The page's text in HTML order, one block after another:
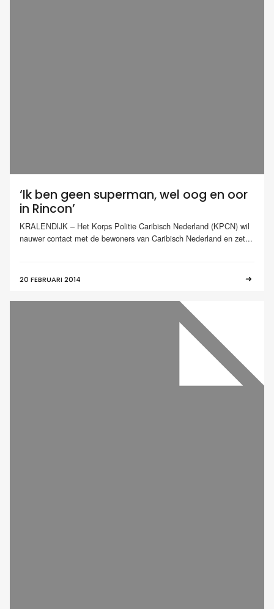
‘Ik ben geen superman, wel oog en oor
in Rincon’
KRALENDIJK – Het Korps Politie Caribisch Nederland (KPCN) wil
nauwer contact met de bewoners van Caribisch Nederland en zet...
20 FEBRUARI 2014